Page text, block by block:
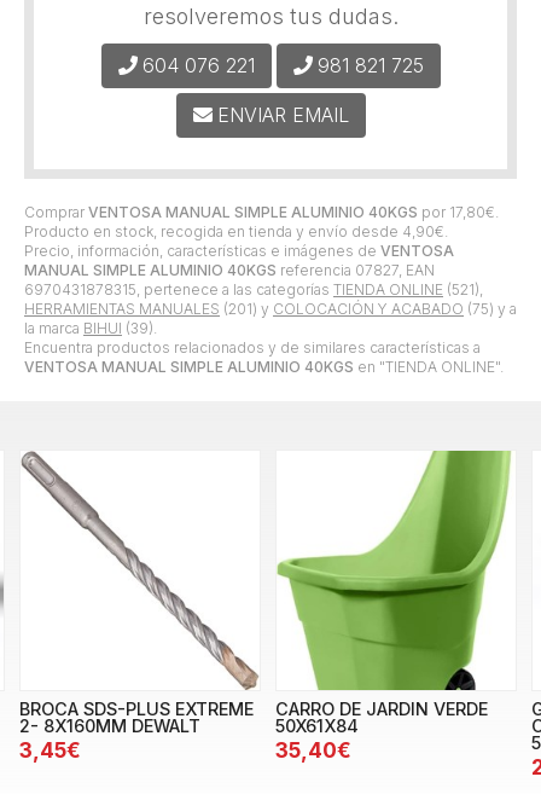
Comprar VENTOSA MANUAL SIMPLE ALUMINIO 40KGS por 17,80€
Producto en stock, recogida en tienda y envío desde 4,90€
Precio, información, características e imágenes de VENTOSA
MANUAL SIMPLE ALUMINIO 40KGS referencia 07827, EAN
6970431878315, pertenece a las categorías TIENDA ONLINE (521),
HERRAMIENTAS MANUALES (201) y COLOCACIÓN Y ACABADO (75) y a
la marca BIHUI (39).
Encuentra productos relacionados y de similares características a
VENTOSA MANUAL SIMPLE ALUMINIO 40KGS en "TIENDA ONLINE".
resolveremos tus dudas.
604 076 221 981 821 725
ENVIAR EMAIL
BROCA SDS-PLUS EXTREME
2- 8X160MM DEWALT
3,45€
CARRO DE JARDIN VERDE
50X61X84
35,40€